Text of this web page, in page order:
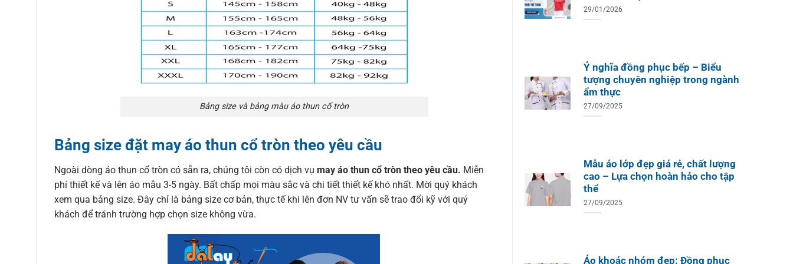
Bảng size và bảng màu áo thun cổ tròn
Bảng size đặt may áo thun cổ tròn theo yêu cầu
Ngoài dòng áo thun cổ tròn có sẵn ra, chúng tôi còn có dịch vụ may áo thun cổ tròn theo yêu cầu. Miễn
phí thiết kế và lên áo mẫu 3-5 ngày. Bất chấp mọi màu sắc và chi tiết thiết kế khó nhất. Mời quý khách
xem qua bảng size. Đây chỉ là bảng size cơ bản, thực tế khi lên đơn NV tư vấn sẽ trao đổi kỹ với quý
khách để tránh trường hợp chọn size không vừa.
29/01/2026
Ý nghĩa đồng phục bếp – Biểu
tượng chuyên nghiệp trong ngành
ẩm thực
27/09/2025
Mẫu áo lớp đẹp giá rẻ, chất lượng
cao – Lựa chọn hoàn hảo cho tập
thể
27/09/2025
Áo khoác nhóm đẹp: Đồng phục